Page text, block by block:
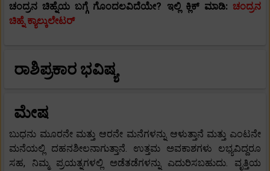
ಚಂದ್ರನ ಚಿಹ್ನೆಯ ಬಗ್ಗೆ ಗೊಂದಲವಿದೆಯೇ? ಇಲ್ಲಿ ಕ್ಲಿಕ್ ಮಾಡಿ: ಚಂದ್ರನ
ಚಿಹ್ನೆ ಕ್ಯಾಲ್ಕುಲೇಟರ್
ರಾಶಿಪ್ರಕಾರ ಭವಿಷ್ಯ
ಮೇಷ
ಬುಧನು ಮೂರನೇ ಮತ್ತು ಆರನೇ ಮನೆಗಳನ್ನು ಆಳುತ್ತಾನೆ ಮತ್ತು ಎಂಟನೇ
ಮನೆಯಲ್ಲಿ ದಹನಶೀಲನಾಗುತ್ತಾನೆ. ಉತ್ತಮ ಅವಕಾಶಗಳು ಲಭ್ಯವಿದ್ದರೂ
ಸಹ, ನಿಮ್ಮ ಪ್ರಯತ್ನಗಳಲ್ಲಿ ಅಡೆತಡೆಗಳನ್ನು ಎದುರಿಸಬಹುದು. ವೃತ್ತಿಯ